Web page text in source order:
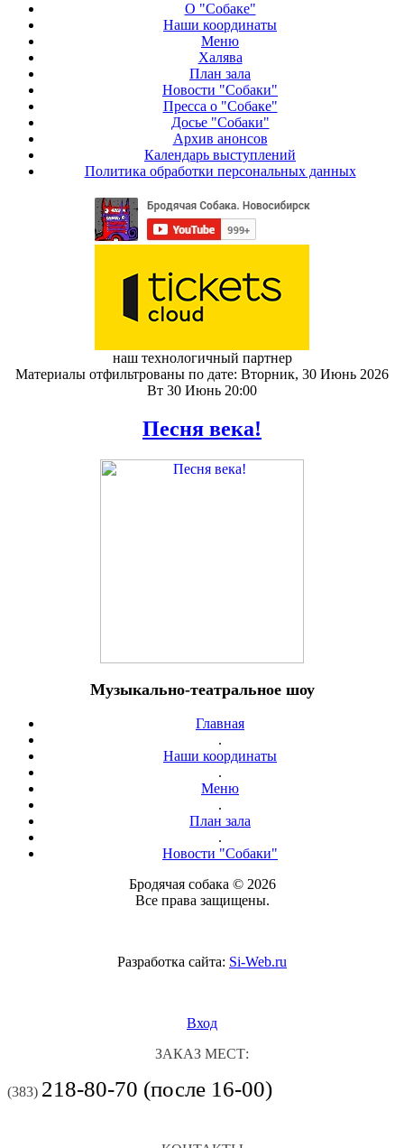
О "Собаке"
Наши координаты
Меню
Халява
План зала
Новости "Собаки"
Пресса о "Собаке"
Досье "Собаки"
Архив анонсов
Календарь выступлений
Политика обработки персональных данных
наш технологичный партнер
Материалы отфильтрованы по дате: Вторник, 30 Июнь 2026
Вт 30 Июнь 20:00
Песня века!
Музыкально-театральное шоу
Главная
.
Наши координаты
.
Меню
.
План зала
.
Новости "Собаки"
Бродячая собака © 2026
Все права защищены.
Разработка сайта: Si-Web.ru
Вход
ЗАКАЗ МЕСТ:
(383) 218-80-70 (после 16-00)